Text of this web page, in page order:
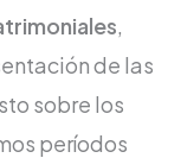
,
de las
sobre los
períodos